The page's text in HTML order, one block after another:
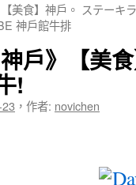
美食】神戶。 ステーキ
神戶館牛排
神戶》【美
!
， 作者: novichen